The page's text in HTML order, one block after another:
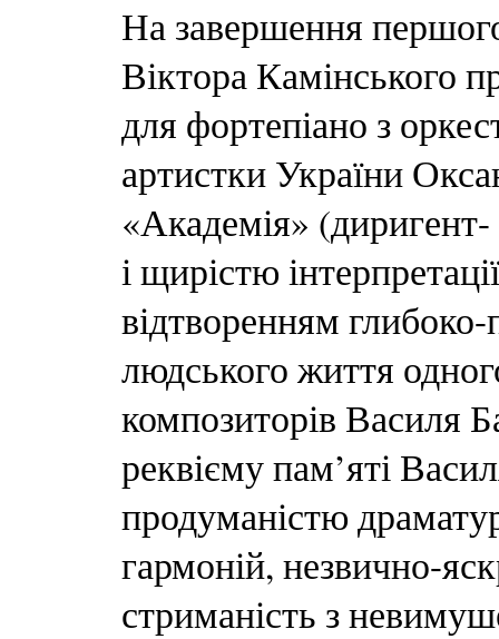
На завершення
Віктора Камінського
для фортепіано з
артистки України
«Академія»
і щирістю
відтворенням
людського життя
композиторів Василя
реквієму пам’яті
продуманістю
гармоній, незвично-
стриманість з